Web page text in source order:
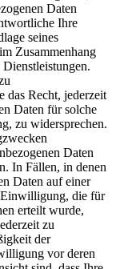
Daten
Ihre
seines
Zusammenhang
das Recht, jederzeit
Daten für solche
zu widersprechen.
Daten
In Fällen, in denen
Daten auf einer
die für
erteilt wurde,
zu
der
vor deren